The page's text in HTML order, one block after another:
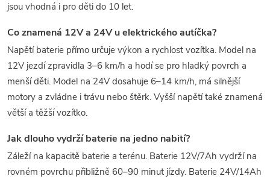
jsou vhodná i pro děti do 10 let.
Co znamená 12V a 24V u elektrického autíčka?
Napětí baterie přímo určuje výkon a rychlost vozítka. Model na
12V jezdí zpravidla 3–6 km/h a hodí se pro hladký povrch a
menší děti. Model na 24V dosahuje 6–14 km/h, má silnější
motory a zvládne i trávu nebo štěrk. Vyšší napětí také znamená
větší a těžší vozítko.
Jak dlouho vydrží baterie na jedno nabití?
Záleží na kapacitě baterie a terénu. Baterie 12V/7Ah vydrží na
rovném povrchu přibližně 60–90 minut jízdy. Baterie 24V/14Ah